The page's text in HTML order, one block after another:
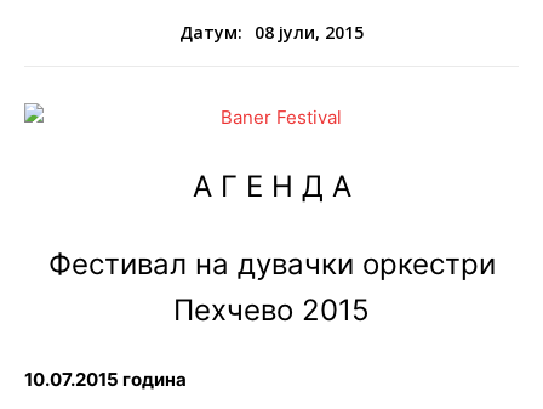
Датум: 08 јули, 2015
А Г Е Н Д А
Фестивал на дувачки оркестри
Пехчево 2015
10.07.2015 година